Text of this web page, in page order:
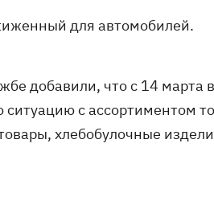
для автомобилей.
добавили, что с 14 марта
ситуацию с ассортиментом
хлебобулочные